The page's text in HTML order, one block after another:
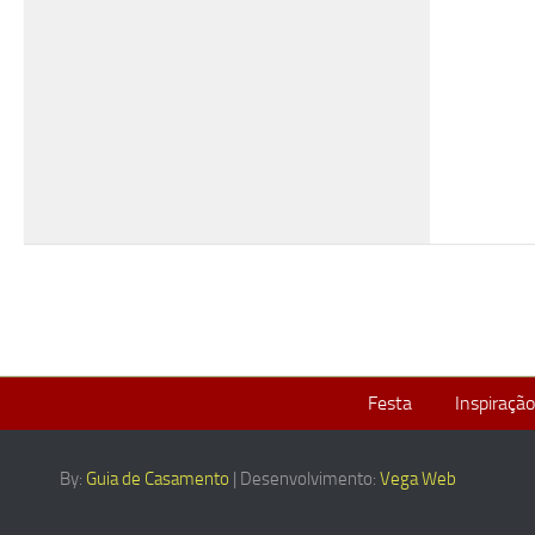
Festa Inspiração
By: Guia de Casamento | Desenvolvimento: Vega Web